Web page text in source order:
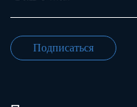
Подписаться